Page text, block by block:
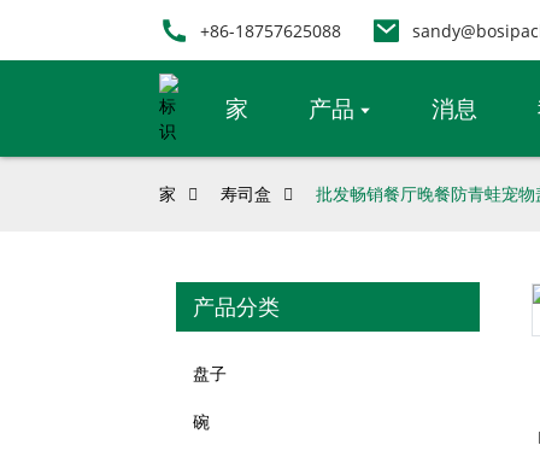
+86-18757625088
家 产品 消息
家 寿司盒 批发畅销餐厅晚餐防青蛙宠
产品分类
盘子
碗
Loading...
Loading...